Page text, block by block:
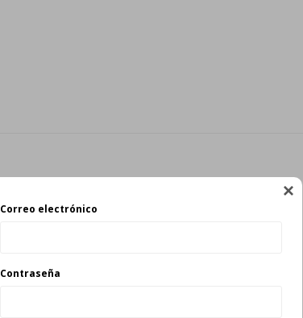

Correo electrónico
Contraseña